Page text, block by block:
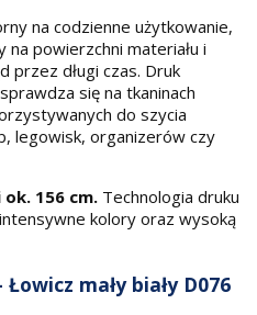
na codzienne użytkowanie,
powierzchni materiału i
przez długi czas. Druk
się na tkaninach
do szycia
legowisk, organizerów czy
156 cm. Technologia druku
kolory oraz wysoką
mały biały D076